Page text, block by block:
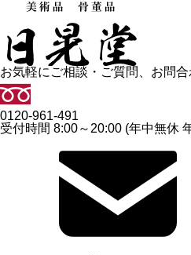
お気軽にご相談・ご質問、お問
0120-961-491
受付時間 8:00～20:00 (年中無休